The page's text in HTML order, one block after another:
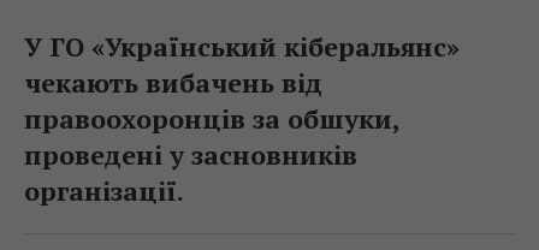
У ГО «Український кіберальянс»
чекають вибачень від
правоохоронців за обшуки,
проведені у засновників
організації.